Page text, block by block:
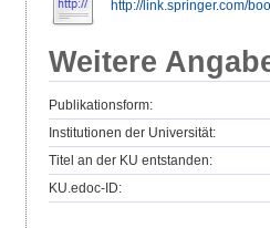
http://link.springer.com/
Weitere
Publikationsform:
Institutionen der Universität:
Titel an der KU entstanden:
KU.edoc-ID: